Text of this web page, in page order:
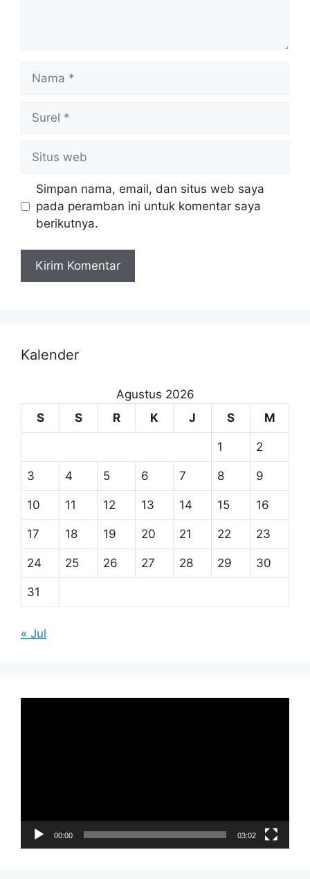
Simpan nama, email, dan situs web saya
pada peramban ini untuk komentar saya
berikutnya.
Kalender
Agustus 2026
S
S R K J S M
1 2
3 4 5 6 7 8 9
10 11 12 13 14 15 16
17 18 19 20 21 22 23
24 25 26 27 28 29 30
31
« Jul
00:00 03:02